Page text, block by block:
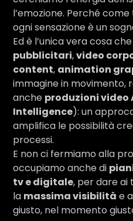
l’emozione. Perché
ogni sensazione è un
Ed è l’unica vera cosa
pubblicitari,video
content, animation
immagine in movimento,
anche produzioni video
Intelligence): un
amplifica le possibilità
processi.
E non ci fermiamo alla
occupiamo anche di
tv e digitale, per dare ai
la massima visibilità e
giusto, nel momento